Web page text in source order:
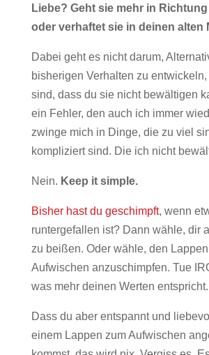
Liebe? Geht sie mehr in
oder verhaftet sie in deinen alten
Dabei geht es nicht darum,
bisherigen Verhalten zu
sind, dass du sie nicht bewältigen
ein Fehler, den auch ich immer
zwinge mich in Dinge, die zu viel
kompliziert sind. Die ich nicht
Nein. Keep it simple.
Bisher hast du geschimpft, wenn
runtergefallen ist? Dann wähle, dir
zu beißen. Oder wähle, den
Aufwischen anzuschimpfen. Tue
was mehr deinen Werten entspricht.
Dass du aber entspannt und
einem Lappen zum Aufwischen